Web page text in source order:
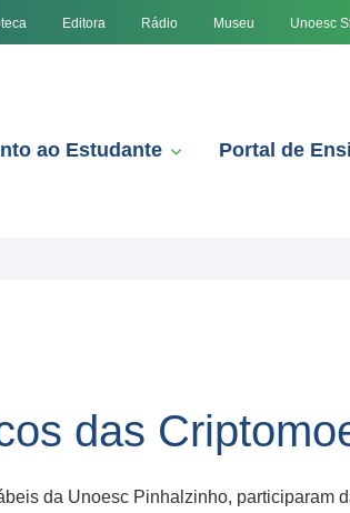
Editora Rádio Museu Unoesc
ao Estudante Portal de
das
da Unoesc Pinhalzinho, participaram